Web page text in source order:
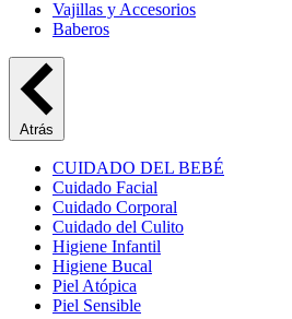
Vajillas y Accesorios
Baberos
Atrás
CUIDADO DEL BEBÉ
Cuidado Facial
Cuidado Corporal
Cuidado del Culito
Higiene Infantil
Higiene Bucal
Piel Atópica
Piel Sensible